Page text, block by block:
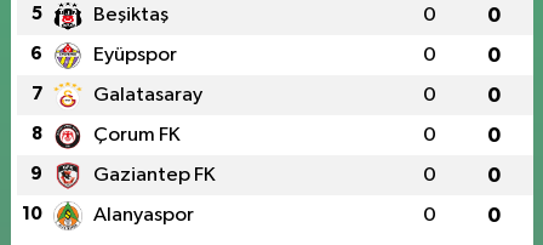
5 Beşiktaş 0 0
6 Eyüpspor 0 0
7 Galatasaray 0 0
8 Çorum FK 0 0
9 Gaziantep FK 0 0
10 Alanyaspor 0 0